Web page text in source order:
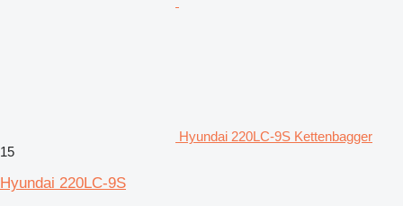
Hyundai 220LC-9S Kettenbagger
15
Hyundai 220LC-9S